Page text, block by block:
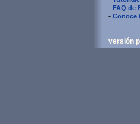
- FAQ de
- Conoce
versión